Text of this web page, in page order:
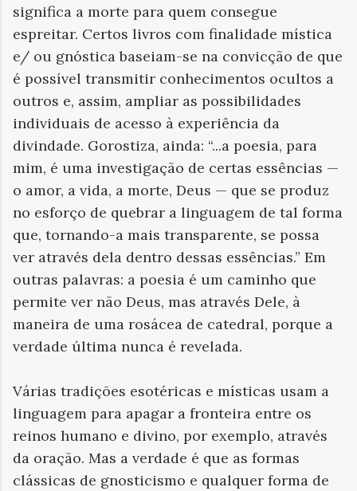
significa a morte para quem consegue
espreitar. Certos livros com finalidade mística
e/ ou gnóstica baseiam-se na convicção de que
é possível transmitir conhecimentos ocultos a
outros e, assim, ampliar as possibilidades
individuais de acesso à experiência da
divindade. Gorostiza, ainda: “...a poesia, para
mim, é uma investigação de certas essências —
o amor, a vida, a morte, Deus — que se produz
no esforço de quebrar a linguagem de tal forma
que, tornando-a mais transparente, se possa
ver através dela dentro dessas essências.” Em
outras palavras: a poesia é um caminho que
permite ver não Deus, mas através Dele, à
maneira de uma rosácea de catedral, porque a
verdade última nunca é revelada.
Várias tradições esotéricas e místicas usam a
linguagem para apagar a fronteira entre os
reinos humano e divino, por exemplo, através
da oração. Mas a verdade é que as formas
clássicas de gnosticismo e qualquer forma de